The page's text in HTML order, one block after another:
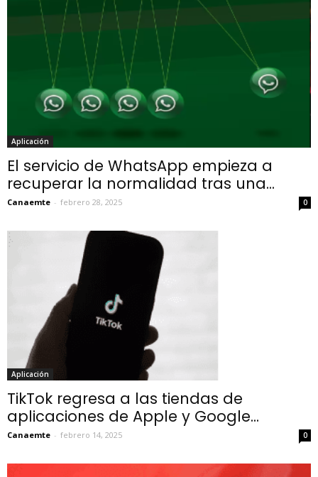
Aplicación
El servicio de WhatsApp empieza a
recuperar la normalidad tras una...
Canaemte - febrero 28, 2025 0
Aplicación
TikTok regresa a las tiendas de
aplicaciones de Apple y Google...
Canaemte - febrero 14, 2025 0